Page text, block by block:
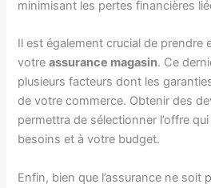
minimisant les pertes financières
Il est également crucial de prendre
votreassurance magasin. Ce
plusieurs facteurs dont les
de votre commerce. Obtenir des
permettra de sélectionner l’offre
besoins et à votre budget.
Enfin, bien que l’assurance ne soit